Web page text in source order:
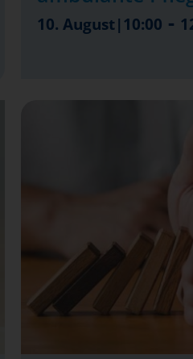
10. August|10:00 -